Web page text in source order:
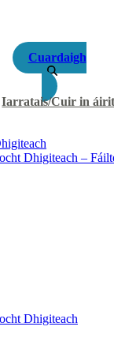
Cuardaigh
Iarratais/Cuir in
Dhigiteach –
Dhigiteach